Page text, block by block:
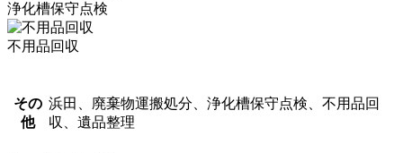
浄化槽保守点検
不用品回収
その
他
浜田、廃棄物運搬処分、浄化槽保守点検、不用品回
収、遺品整理